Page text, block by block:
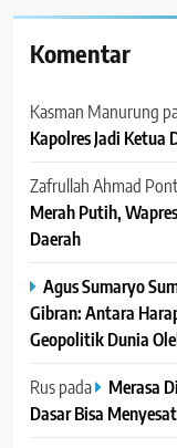
Komentar
Kasman Manurung
Kapolres Jadi Ketua
Zafrullah Ahmad
Merah Putih,
Daerah
Agus Sumaryo
Gibran: Antara
Geopolitik Dunia
Ruspada
Merasa
Dasar Bisa